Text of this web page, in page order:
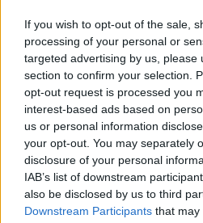
If you wish to opt-out of the sale,
processing of your personal or
targeted advertising by us, please
section to confirm your selection.
opt-out request is processed you
interest-based ads based on
us or personal information
your opt-out. You may separately
disclosure of your personal
IAB’s list of downstream
also be disclosed by us to third
Downstream Participants that may
χαρακτηριστικά.
Παρά τη δικαστική
δεν ακύρωσε την
εκδήλωση των Invictus
σύμφωνα με βρετανικά
ψυχολογική του
καθώς κατά την
του ήταν ασταθής και
έδειχνε συγκινημένος .